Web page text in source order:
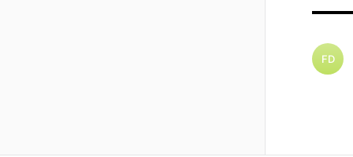
FD